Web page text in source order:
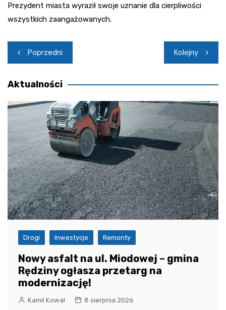
Prezydent miasta wyraził swoje uznanie dla cierpliwości
wszystkich zaangażowanych.
Nawigacja
wpisu
Poprzedni Kolejny
Aktualności
Drogi Inwestycje Remonty
Nowy asfalt na ul. Miodowej – gmina
Rędziny ogłasza przetarg na
modernizację!
Kamil Kowal 8 sierpnia 2026